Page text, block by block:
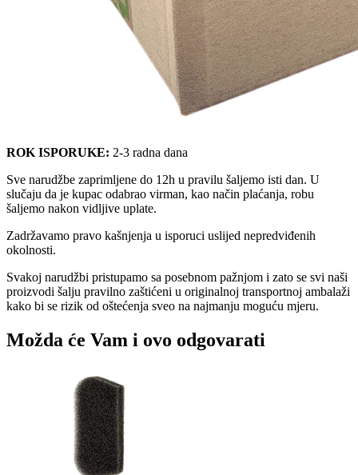
ROK ISPORUKE: 2-3 radna dana
Sve narudžbe zaprimljene do 12h u pravilu šaljemo isti dan. U
slučaju da je kupac odabrao virman, kao način plaćanja, robu
šaljemo nakon vidljive uplate.
Zadržavamo pravo kašnjenja u isporuci uslijed nepredviđenih
okolnosti.
Svakoj narudžbi pristupamo sa posebnom pažnjom i zato se svi naši
proizvodi šalju pravilno zaštićeni u originalnoj transportnoj ambalaži
kako bi se rizik od oštećenja sveo na najmanju moguću mjeru.
Možda će Vam i ovo odgovarati